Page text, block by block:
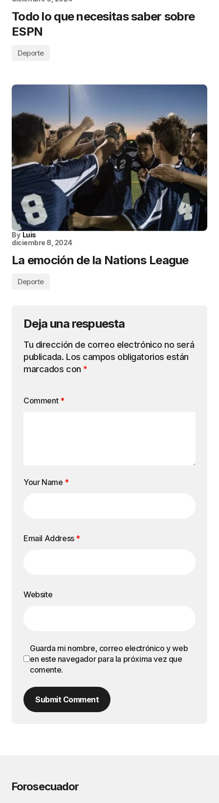
Todo lo que necesitas saber sobre
ESPN
Deporte
By Luis
diciembre 8, 2024
La emoción de la Nations League
Deporte
Deja una respuesta
Tu dirección de correo electrónico no será
publicada. Los campos obligatorios están
marcados con *
Comment *
Your Name *
Email Address *
Website
Guarda mi nombre, correo electrónico y web
en este navegador para la próxima vez que
comente.
Submit Comment
Forosecuador